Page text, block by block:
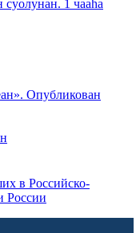
1 чааһа
Опубликован
в Российско-
России